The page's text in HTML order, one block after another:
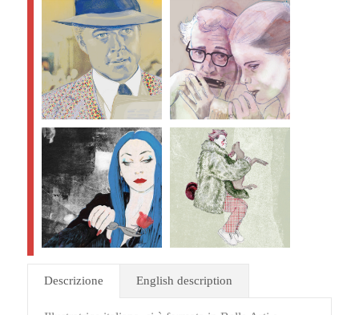
Descrizione English description